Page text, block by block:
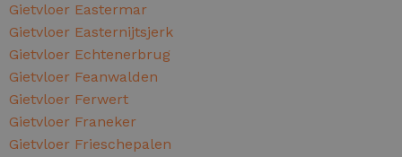
Gietvloer Eastermar
Gietvloer Easternijtsjerk
Gietvloer Echtenerbrug
Gietvloer Feanwalden
Gietvloer Ferwert
Gietvloer Franeker
Gietvloer Frieschepalen